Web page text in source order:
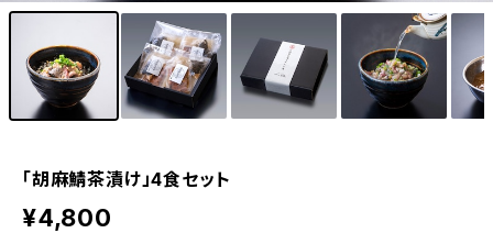
「胡麻鯖茶漬け」4食セット
¥4,800